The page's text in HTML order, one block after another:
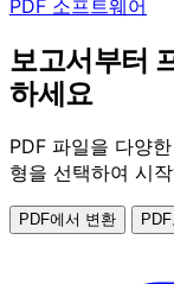
PDF 소프트웨어
보고서부터
하세요
PDF 파일을 다양
형을 선택하여 시
PDF에서 변환